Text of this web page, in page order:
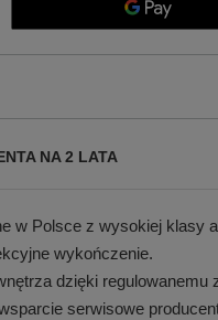
NA 2 LATA
w Polsce z wysokiej klasy
wykończenie.
dzięki regulowanemu
serwisowe